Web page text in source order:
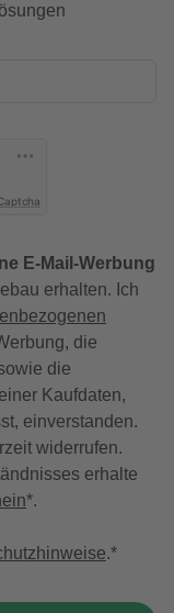
E-Mail-Werbung
erhalten. Ich
die
die
Kaufdaten,
einverstanden.
widerrufen.
erhalte
*.
.